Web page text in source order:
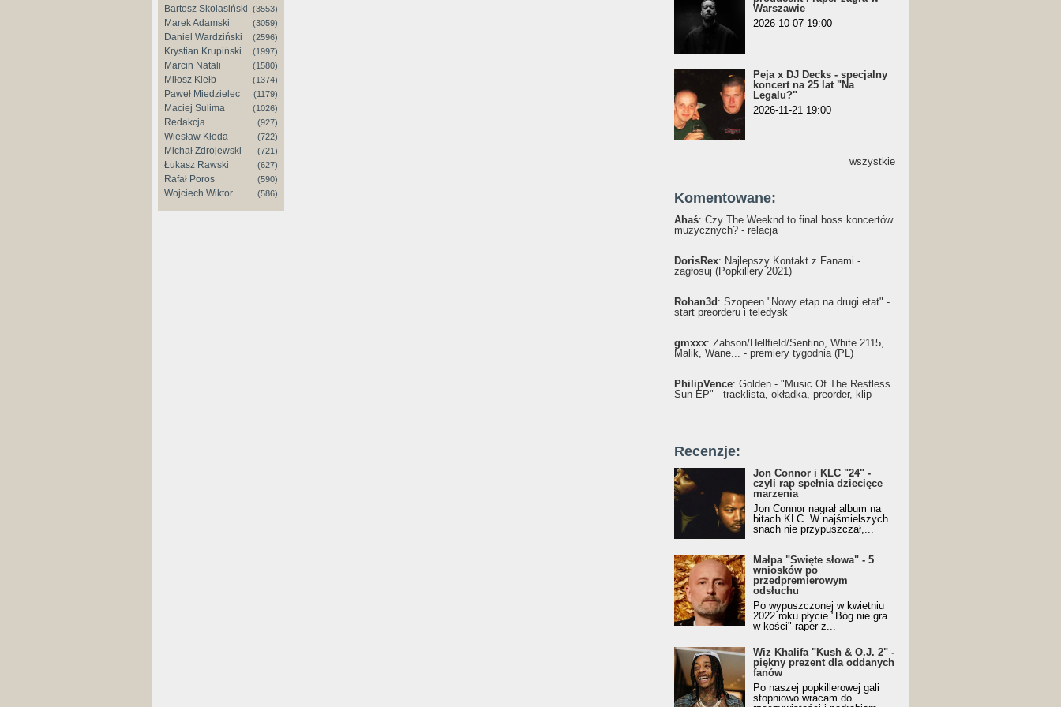
Bartosz Skolasiński (3553)
Marek Adamski (3059)
Daniel Wardziński (2596)
Krystian Krupiński (1997)
Marcin Natali (1580)
Miłosz Kiełb (1374)
Paweł Miedzielec (1179)
Maciej Sulima (1026)
Redakcja (927)
Wiesław Kłoda (722)
Michał Zdrojewski (721)
Łukasz Rawski (627)
Rafał Poros (590)
Wojciech Wiktor (586)
Warszawie
2026-10-07 19:00
Peja x DJ Decks - specjalny
koncert na 25 lat "Na
Legalu?"
2026-11-21 19:00
wszystkie
Komentowane:
Ahaś: Czy The Weeknd to final boss koncertów
muzycznych? - relacja
DorisRex: Najlepszy Kontakt z Fanami -
zagłosuj (Popkillery 2021)
Rohan3d : Szopeen "Nowy etap na drugi etat" -
start preorderu i teledysk
gmxxx: Żabson/Hellfield/Sentino, White 2115,
Malik, Wane... - premiery tygodnia (PL)
PhilipVence: Golden - "Music Of The Restless
Sun EP" - tracklista, okładka, preorder, klip
Recenzje:
Jon Connor i KLC "24" -
czyli rap spełnia dziecięce
marzenia
Jon Connor nagrał album na
bitach KLC. W najśmielszych
snach nie przypuszczał,...
Małpa "Święte słowa" - 5
wniosków po
przedpremierowym
odsłuchu
Po wypuszczonej w kwietniu
2022 roku płycie "Bóg nie gra
w kości" raper z...
Wiz Khalifa "Kush & O.J. 2" -
piękny prezent dla oddanych
fanów
Po naszej popkillerowej gali
stopniowo wracam do